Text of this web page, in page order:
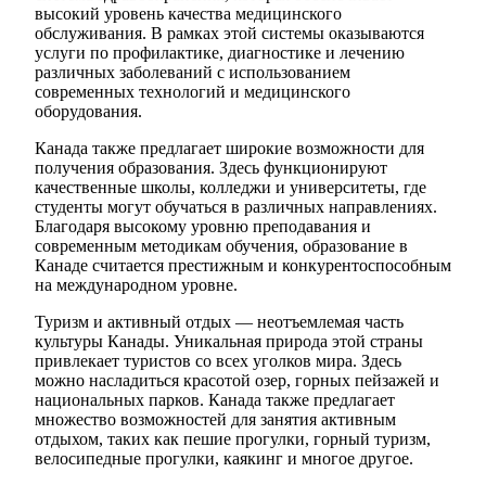
высокий уровень качества медицинского
обслуживания. В рамках этой системы оказываются
услуги по профилактике, диагностике и лечению
различных заболеваний с использованием
современных технологий и медицинского
оборудования.
Канада также предлагает широкие возможности для
получения образования. Здесь функционируют
качественные школы, колледжи и университеты, где
студенты могут обучаться в различных направлениях.
Благодаря высокому уровню преподавания и
современным методикам обучения, образование в
Канаде считается престижным и конкурентоспособным
на международном уровне.
Туризм и активный отдых — неотъемлемая часть
культуры Канады. Уникальная природа этой страны
привлекает туристов со всех уголков мира. Здесь
можно насладиться красотой озер, горных пейзажей и
национальных парков. Канада также предлагает
множество возможностей для занятия активным
отдыхом, таких как пешие прогулки, горный туризм,
велосипедные прогулки, каякинг и многое другое.